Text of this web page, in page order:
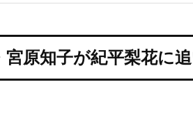
宮原知子が紀平梨花に